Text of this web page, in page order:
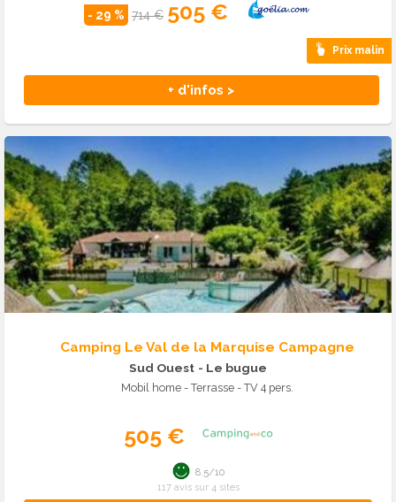
- 29 % 714 € 505 €
Prix malin
+ d'infos >
Camping Le Val de la Marquise Campagne
Sud Ouest - Le bugue
Mobil home - Terrasse - TV 4 pers.
505 €
8.5/10
117 avis sur 4 sites